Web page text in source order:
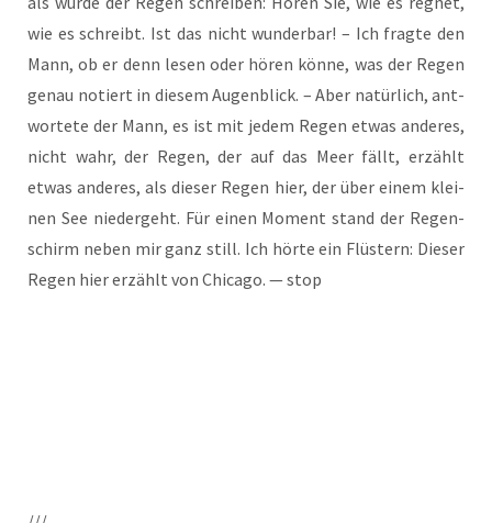
wie es schreibt. Ist das nicht wun­der­bar! – Ich frag­te den
Mann, ob er denn lesen oder hören kön­ne, was der Regen
genau notiert in die­sem Augen­blick. – Aber natür­lich, ant­
wor­te­te der Mann, es ist mit jedem Regen etwas ande­res,
nicht wahr, der Regen, der auf das Meer fällt, erzählt
etwas ande­res, als die­ser Regen hier, der über einem klei­
nen See nie­der­geht. Für einen Moment stand der Regen­
schirm neben mir ganz still. Ich hör­te ein Flüs­tern: Die­ser
Regen hier erzählt von Chi­ca­go. — stop